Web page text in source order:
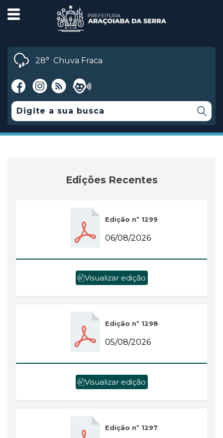
28° Chuva Fraca
Edições Recentes
Edição nº 1299
06/08/2026
Visualizar edição
Edição nº 1298
05/08/2026
Visualizar edição
Edição nº 1297